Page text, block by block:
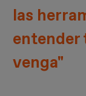
las
entender
venga"